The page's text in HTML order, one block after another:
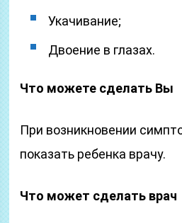
Укачивание;
Двоение в глазах.
Что можете сделать Вы
При возникновении
показать ребенка врачу.
Что может сделать врач